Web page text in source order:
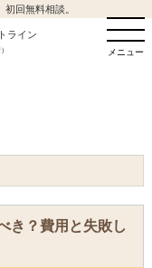
回無料相談。
ライン
メニュー
き？費用と失敗し